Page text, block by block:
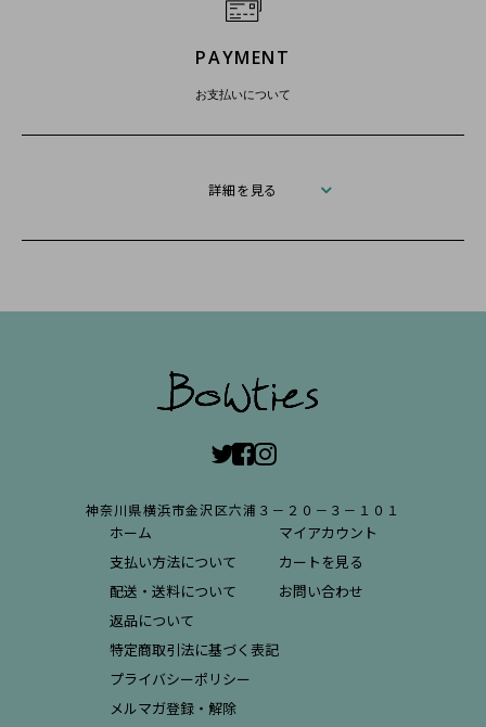
PAYMENT
お支払いについて
詳細を見る
神奈川県横浜市金沢区六浦３－２０－３－１０１
ホーム
支払い方法について
配送・送料について
返品について
特定商取引法に基づく表記
プライバシーポリシー
メルマガ登録・解除
マイアカウント
カートを見る
お問い合わせ